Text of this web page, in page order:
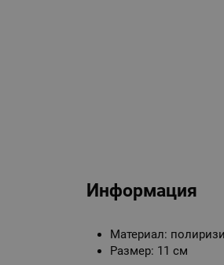
Информация
Материал:
Размер: 11 см